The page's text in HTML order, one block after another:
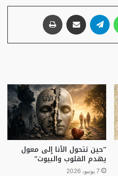
واتساب تيلقرام مشاركة عبر البريد
“حين تتحول الأنا إلى معول
يهدم القلوب والبيوت”
7 يونيو، 2026